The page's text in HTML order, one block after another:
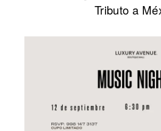
Tributo a